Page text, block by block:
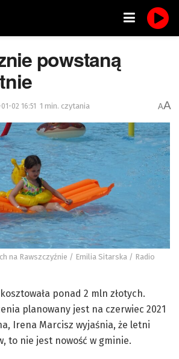
powstaną
02 16:51 1 min. czytania AA
na Rawszczyźnie / Emilia Sitarska / Radio
ponad 2 mln złotych.
planowany jest na czerwiec 2021
Irena Marcisz wyjaśnia, że letni
to nie jest nowość w gminie.